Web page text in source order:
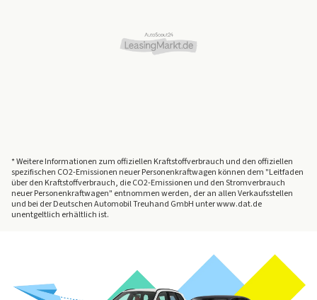
* Weitere Informationen zum offiziellen Kraftstoffverbrauch und den offiziellen
spezifischen CO2-Emissionen neuer Personenkraftwagen können dem "Leitfaden
über den Kraftstoffverbrauch, die CO2-Emissionen und den Stromverbrauch
neuer Personenkraftwagen" entnommen werden, der an allen Verkaufsstellen
und bei der Deutschen Automobil Treuhand GmbH unter www.dat.de
unentgeltlich erhältlich ist.